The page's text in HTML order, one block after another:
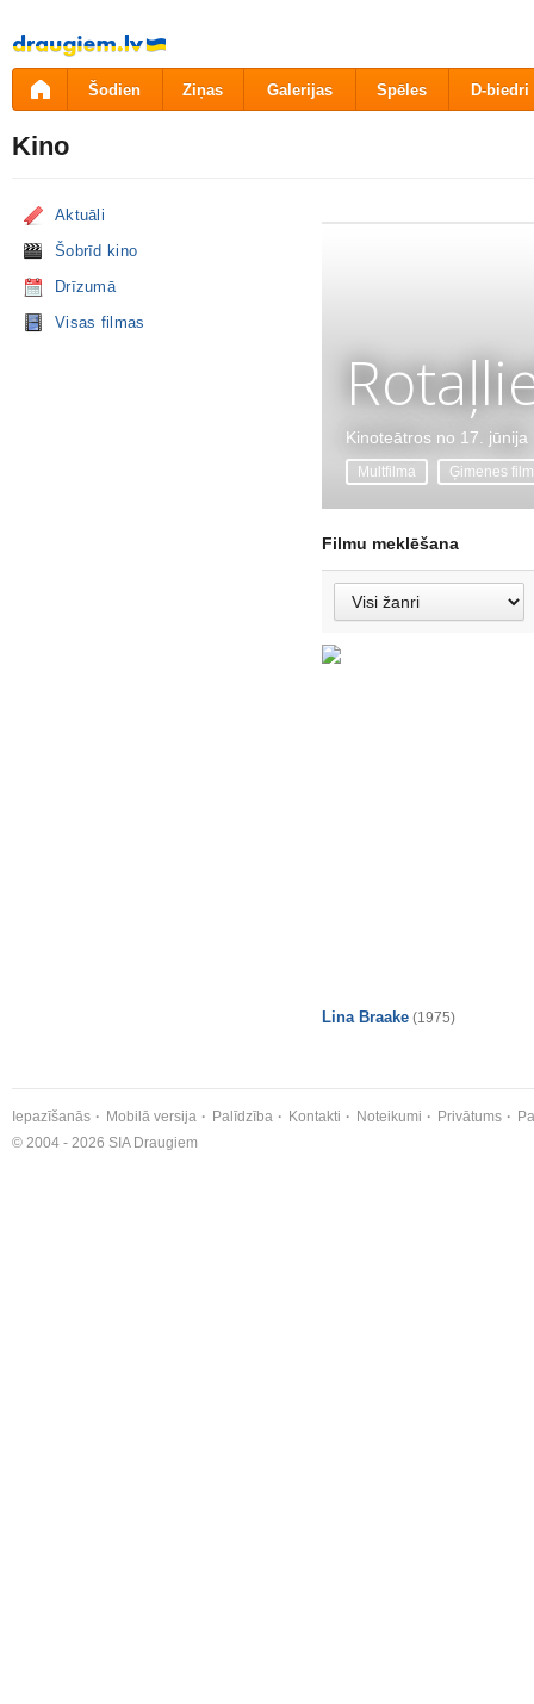
Pāriet
uz
saturu
Šodien Ziņas Galerijas Spēles D-biedri
Kino
Aktuāli
Šobrīd kino
Drīzumā
Visas filmas
Kinoteātros no 17. jūnija
Multfilma Ģimenes
Filmu meklēšana
Lina Braake (1975)
Iepazīšanās Mobilā versija Palīdzība Kontakti Noteikumi Privātums
© 2004 - 2026 SIA Draugiem